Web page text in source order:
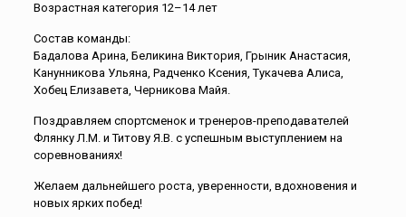
Возрастная категория 12–14 лет
Состав команды:
Бадалова Арина, Беликина Виктория, Грыник Анастасия,
Канунникова Ульяна, Радченко Ксения, Тукачева Алиса,
Хобец Елизавета, Черникова Майя.
Поздравляем спортсменок и тренеров-преподавателей
Флянку Л.М. и Титову Я.В. с успешным выступлением на
соревнованиях!
Желаем дальнейшего роста, уверенности, вдохновения и
новых ярких побед!